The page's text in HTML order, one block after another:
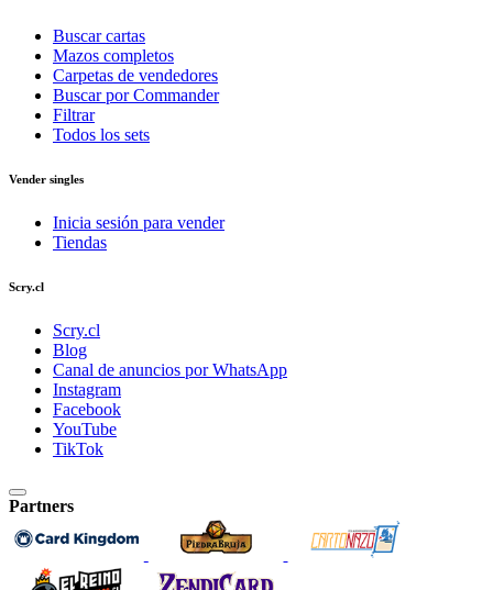
Buscar cartas
Mazos completos
Carpetas de vendedores
Buscar por Commander
Filtrar
Todos los sets
Vender singles
Inicia sesión para vender
Tiendas
Scry.cl
Scry.cl
Blog
Canal de anuncios por WhatsApp
Instagram
Facebook
YouTube
TikTok
Partners